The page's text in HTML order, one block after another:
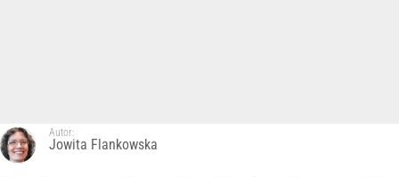
Autor:
Jowita Flankowska